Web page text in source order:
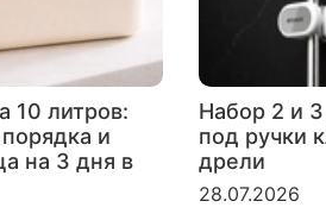
10 литров:
и
на 3 дня в
Набор 2 и
под ручки
дрели
28.07.2026